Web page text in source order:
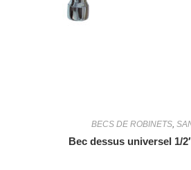
BECS DE ROBINETS,
Bec dessus universel 1/